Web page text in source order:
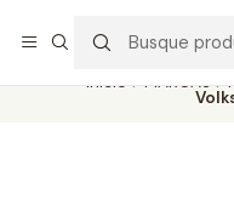
Inicio MARCAS